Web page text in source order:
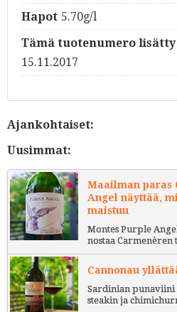
Hapot 5.70g/l
Tämä tuotenumero
15.11.2017
Ajankohtaiset:
Uusimmat:
Maailman paras
Angel näyttää,
maistuu
Montes Purple
nostaa Carmenèren
Cannonau
Sardinian punaviini
steakin ja